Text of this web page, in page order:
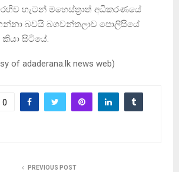
හැටන් මහෙස්ත්‍රාත් අධිකරණයේ
බවයි බගවන්තලාව පොලිසියේ
කියා සිටියේ.
of adaderana.lk news web)
0
PREVIOUS POST